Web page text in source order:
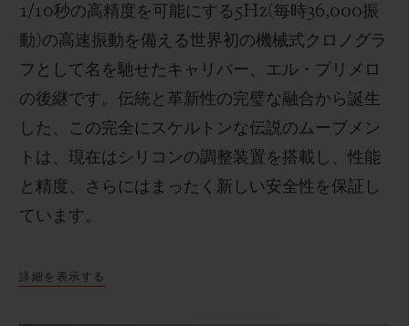
1/10秒の高精度を可能にする 5Hz(毎時36,000振
動)の高速振動を備える世界初の機械式クロノグラ
フとして名を馳せたキャリバー、エル・プリメロ
の後継です。伝統と革新性の完璧な融合から誕生
した、この完全にスケルトンな伝説のムーブメン
トは、現在はシリコンの調整装置を搭載し、性能
と精度、さらにはまったく新しい安全性を保証し
ています。
詳細を表示する